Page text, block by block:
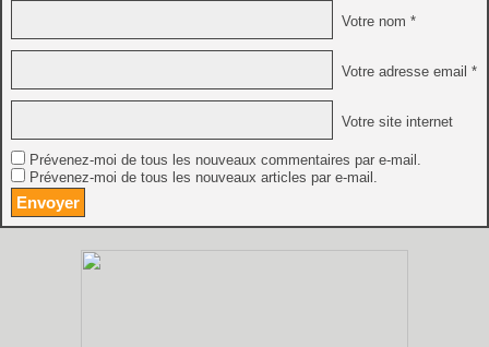
Votre nom *
Votre adresse email *
Votre site internet
Prévenez-moi de tous les nouveaux commentaires par e-mail.
Prévenez-moi de tous les nouveaux articles par e-mail.